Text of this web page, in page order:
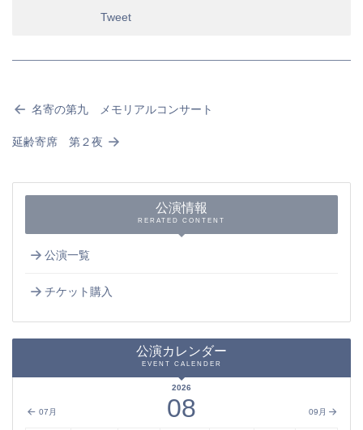
Tweet
名寄の第九 メモリアルコンサート
延齢寄席 第２夜
公演情報
RERATED CONTENT
公演一覧
チケット購入
公演カレンダー
EVENT CALENDER
07月 09月
2026
08